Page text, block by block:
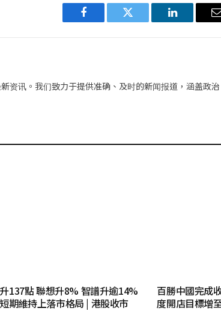
Facebook Twitter LinkedIn
资讯。我们致力于提供准确、及时的新闻报道，涵盖政
137點 聯想升8% 智譜升逾14%
期維持上落市格局 | 港股收市
百勝中國完成
度開店目標增